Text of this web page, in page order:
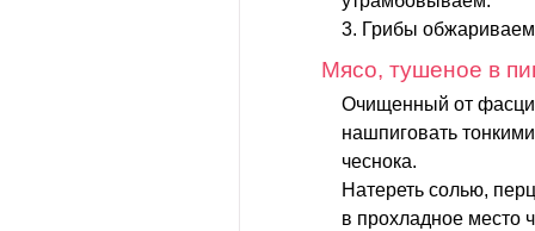
3. Грибы
Мясо, тушеное в
Очищенный от
нашпиговать
чеснока.
Натереть солью,
в прохладное место